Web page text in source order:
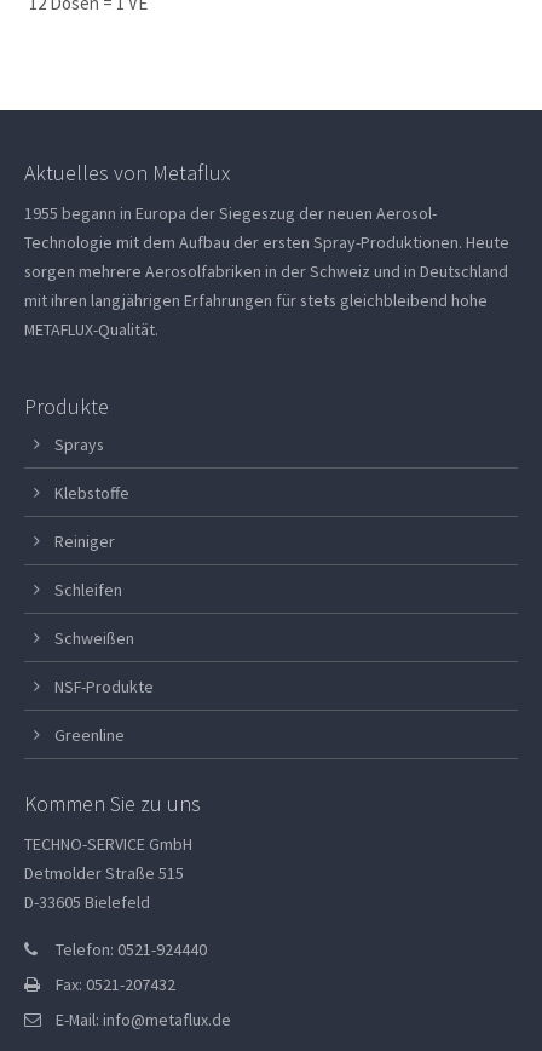
Aktuelles von Metaflux
1955 begann in Europa der Siegeszug der neuen Aerosol-
Technologie mit dem Aufbau der ersten Spray-Produktionen. Heute
sorgen mehrere Aerosolfabriken in der Schweiz und in Deutschland
mit ihren langjährigen Erfahrungen für stets gleichbleibend hohe
METAFLUX-Qualität.
Produkte
Sprays
Klebstoffe
Reiniger
Schleifen
Schweißen
NSF-Produkte
Greenline
Kommen Sie zu uns
TECHNO-SERVICE GmbH
Detmolder Straße 515
D-33605 Bielefeld
Telefon: 0521-924440
Fax: 0521-207432
E-Mail: info@metaflux.de